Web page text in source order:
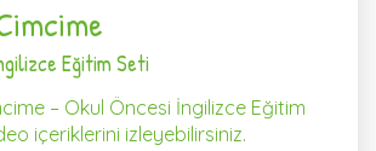
Eğitim Seti
– Okul Öncesi İngilizce Eğitim
içeriklerini izleyebilirsiniz.